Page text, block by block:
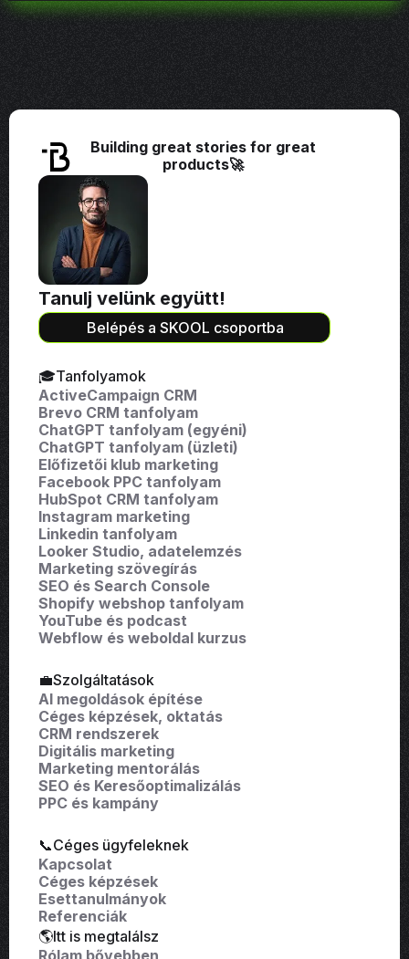
Building great stories for great
products🚀
Tanulj velünk együtt!
Belépés a SKOOL csoportba
🎓Tanfolyamok
ActiveCampaign CRM
Brevo CRM tanfolyam
ChatGPT tanfolyam (egyéni)
ChatGPT tanfolyam (üzleti)
Előfizetői klub marketing
Facebook PPC tanfolyam
HubSpot CRM tanfolyam
Instagram marketing
Linkedin tanfolyam
Looker Studio, adatelemzés
Marketing szövegírás
SEO és Search Console
Shopify webshop tanfolyam
YouTube és podcast
Webflow és weboldal kurzus
💼Szolgáltatások
AI megoldások építése
Céges képzések, oktatás
CRM rendszerek
Digitális marketing
Marketing mentorálás
SEO és Keresőoptimalizálás
PPC és kampány
📞Céges ügyfeleknek
Kapcsolat
Céges képzések
Esettanulmányok
Referenciák
🌎Itt is megtalálsz